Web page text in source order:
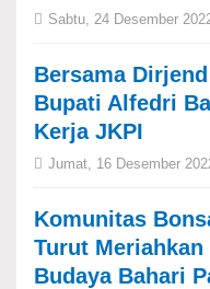
Sabtu, 24 Desember
Bersama
Bupati Alfedri
Kerja JKPI
Jumat, 16 Desember
Komunitas
Turut Meriahkan
Budaya Bahari